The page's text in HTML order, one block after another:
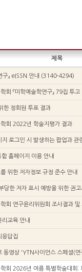
제목
구』 eISSN 안내 (3140-4294)
회 『미학예술학연구』 79집 투고
한 정회원 투표 결과
회 2022년 학술지평가 결과
합 홈페이지 이용 안내
위한 저자정보 규정 준수 안내
당한 저자 표시 예방을 위한 권고
회 연구윤리위원회 조사결과 및
리교육 안내
응답집
동영상 'YTN사이언스 스페셜(